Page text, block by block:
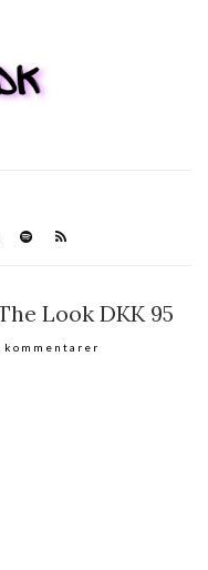
Look DKK 95
kommentarer